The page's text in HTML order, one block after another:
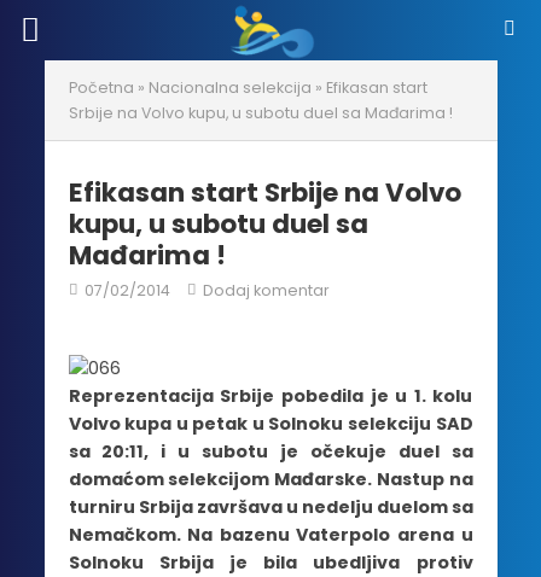
Početna » Nacionalna selekcija » Efikasan start
Srbije na Volvo kupu, u subotu duel sa Mađarima !
Efikasan start Srbije na Volvo
kupu, u subotu duel sa
Mađarima !
07/02/2014 Dodaj komentar
Reprezentacija Srbije pobedila je u 1. kolu
Volvo kupa u petak u Solnoku selekciju SAD
sa 20:11, i u subotu je očekuje duel sa
domaćom selekcijom Mađarske. Nastup na
turniru Srbija završava u nedelju duelom sa
Nemačkom. Na bazenu Vaterpolo arena u
Solnoku Srbija je bila ubedljiva protiv